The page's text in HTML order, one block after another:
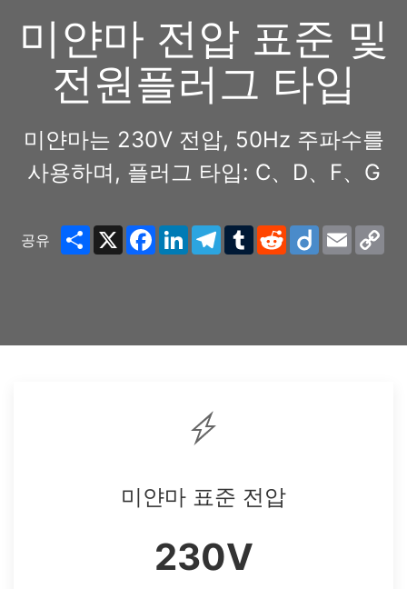
미얀마 전압 표준 및
전원플러그 타입
미얀마는 230V 전압, 50Hz 주파수를
사용하며, 플러그 타입: C、D、F、G
공유 ShareX Facebook
LinkedInTelegram
TumblrRedditDiigo Email
미얀마 표준 전압
230V